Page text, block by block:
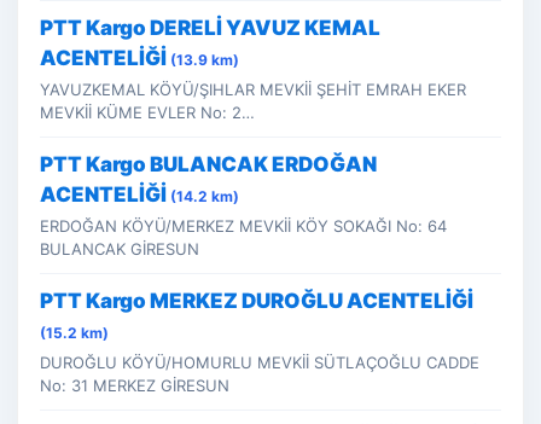
PTT Kargo DERELİ YAVUZ KEMAL
ACENTELİĞİ (13.9 km)
YAVUZKEMAL KÖYÜ/ŞIHLAR MEVKİİ ŞEHİT EMRAH EKER
MEVKİİ KÜME EVLER No: 2…
PTT Kargo BULANCAK ERDOĞAN
ACENTELİĞİ (14.2 km)
ERDOĞAN KÖYÜ/MERKEZ MEVKİİ KÖY SOKAĞI No: 64
BULANCAK GİRESUN
PTT Kargo MERKEZ DUROĞLU ACENTELİĞİ
(15.2 km)
DUROĞLU KÖYÜ/HOMURLU MEVKİİ SÜTLAÇOĞLU CADDE
No: 31 MERKEZ GİRESUN